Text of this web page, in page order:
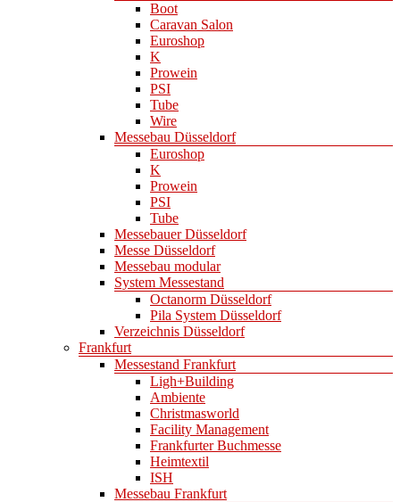
Boot
Caravan Salon
Euroshop
K
Prowein
PSI
Tube
Wire
Messebau Düsseldorf
Euroshop
K
Prowein
PSI
Tube
Messebauer Düsseldorf
Messe Düsseldorf
Messebau modular
System Messestand
Octanorm Düsseldorf
Pila System Düsseldorf
Verzeichnis Düsseldorf
Frankfurt
Messestand Frankfurt
Ligh+Building
Ambiente
Christmasworld
Facility Management
Frankfurter Buchmesse
Heimtextil
ISH
Messebau Frankfurt